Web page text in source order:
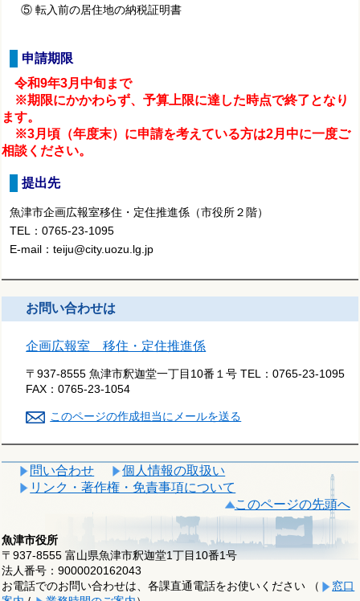
⑤ 転入前の居住地の納税証明書
申請期限
令和9年3月中旬まで
※期限にかかわらず、予算上限に達した時点で終了となり
ます。
※3月頃（年度末）に申請を考えている方は2月中に一度ご
相談ください。
提出先
魚津市企画広報室移住・定住推進係（市役所２階）
TEL：0765-23-1095
E-mail：teiju@city.uozu.lg.jp
お問い合わせは
企画広報室 移住・定住推進係
〒937-8555 魚津市釈迦堂一丁目10番１号 TEL：0765-23-1095
FAX：0765-23-1054
このページの作成担当にメールを送る
問い合わせ
個人情報の取扱い
リンク・著作権・免責事項について
このページの先頭へ
魚津市役所
〒937-8555 富山県魚津市釈迦堂1丁目10番1号
法人番号：9000020162043
お電話でのお問い合わせは、各課直通電話をお使いください （
窓口